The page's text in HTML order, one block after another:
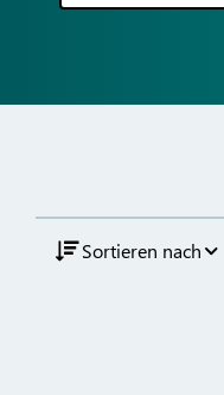
Sortieren nach